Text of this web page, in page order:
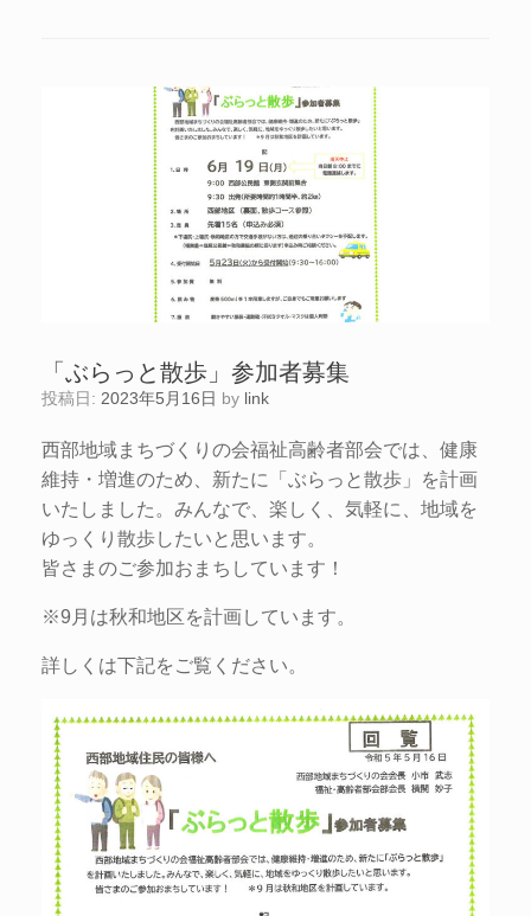
「ぶらっと散歩」参加者募集
投稿日: 2023年5月16日 by link
西部地域まちづくりの会福祉高齢者部会では、健康
維持・増進のため、新たに「ぶらっと散歩」を計画
いたしました。みんなで、楽しく、気軽に、地域を
ゆっくり散歩したいと思います。
皆さまのご参加おまちしています！
※9月は秋和地区を計画しています。
詳しくは下記をご覧ください。